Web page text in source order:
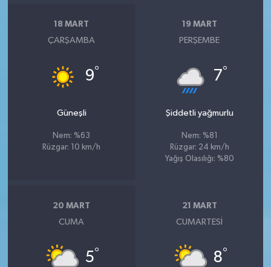
18 MART
ÇARŞAMBA
9°
Güneşli
Nem: %63
Rüzgar: 10 km/h
19 MART
PERŞEMBE
7°
Şiddetli yağmurlu
Nem: %81
Rüzgar: 24 km/h
Yağış Olasılığı: %80
20 MART
CUMA
5°
21 MART
CUMARTESI
8°